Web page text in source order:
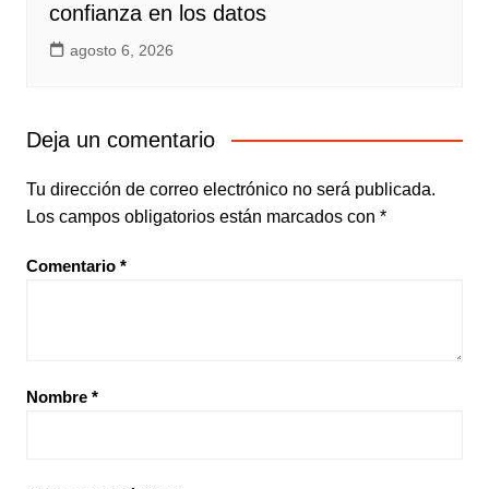
confianza en los datos
agosto 6, 2026
Deja un comentario
Tu dirección de correo electrónico no será publicada.
Los campos obligatorios están marcados con *
Comentario *
Nombre *